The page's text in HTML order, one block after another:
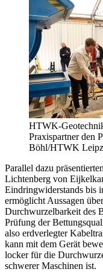
HTWK-
Praxispartner den
Böhl/HTWK
Parallel dazu
Lichtenberg von
Eindringwiderstands bis
ermöglicht Aussagen
Durchwurzelbarkeit des
Prüfung der
also erdverlegter
kann mit dem Gerät
locker für die
schwerer Maschinen ist.